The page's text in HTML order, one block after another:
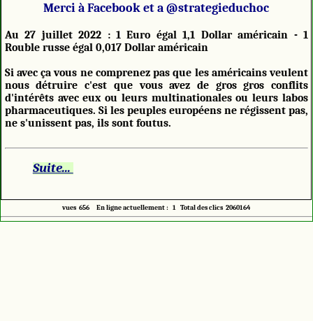
Merci à Facebook et a @strategieduchoc
Au 27 juillet 2022 : 1 Euro égal 1,1 Dollar américain - 1
Rouble russe égal 0,017 Dollar américain
Si avec ça vous ne comprenez pas que les américains veulent
nous détruire c'est que vous avez de gros gros conflits
d'intérêts avec eux ou leurs multinationales ou leurs labos
pharmaceutiques. Si les peuples européens ne régissent pas,
ne s'unissent pas, ils sont foutus.
Suite...
vues 656 En ligne actuellement : 1 Total des clics 2060164